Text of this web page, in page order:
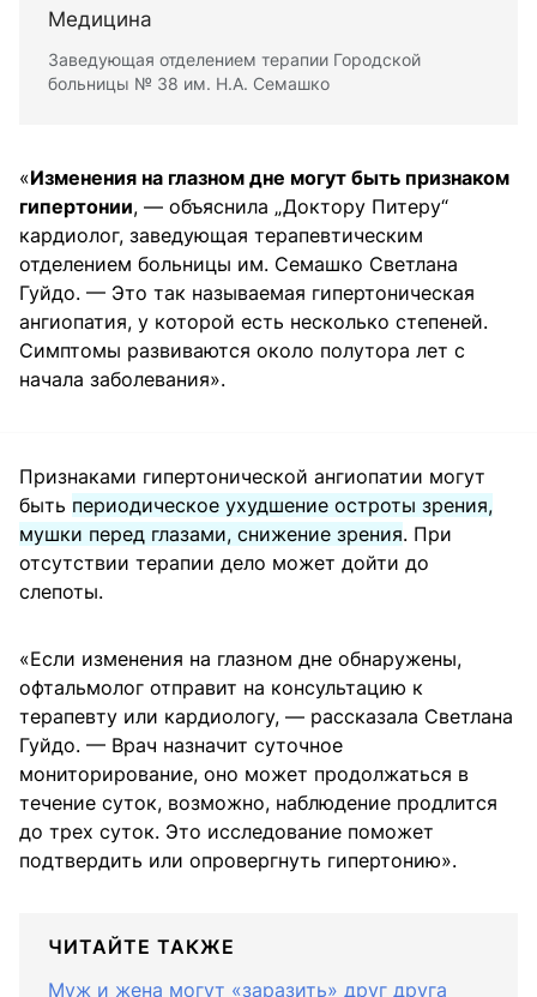
Медицина
Заведующая отделением терапии Городской
больницы № 38 им. Н.А. Семашко
«Изменения на глазном дне могут быть признаком
гипертонии, — объяснила „Доктору Питеру“
кардиолог, заведующая терапевтическим
отделением больницы им. Семашко Светлана
Гуйдо. — Это так называемая гипертоническая
ангиопатия, у которой есть несколько степеней.
Симптомы развиваются около полутора лет с
начала заболевания».
Признаками гипертонической ангиопатии могут
быть периодическое ухудшение остроты зрения,
мушки перед глазами, снижение зрения. При
отсутствии терапии дело может дойти до
слепоты.
«Если изменения на глазном дне обнаружены,
офтальмолог отправит на консультацию к
терапевту или кардиологу, — рассказала Светлана
Гуйдо. — Врач назначит суточное
мониторирование, оно может продолжаться в
течение суток, возможно, наблюдение продлится
до трех суток. Это исследование поможет
подтвердить или опровергнуть гипертонию».
ЧИТАЙТЕ ТАКЖЕ
Муж и жена могут «заразить» друг друга